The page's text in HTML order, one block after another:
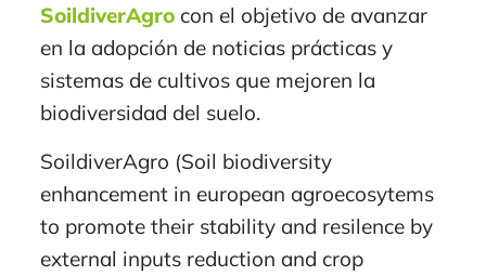
SoildiverAgrocon el objetivo de avanzar
en la adopción de noticias prácticas y
sistemas de cultivos que mejoren la
biodiversidad del suelo.
SoildiverAgro (Soil biodiversity
enhancement in european agroecosytems
to promote their stability and resilence by
external inputs reduction and crop